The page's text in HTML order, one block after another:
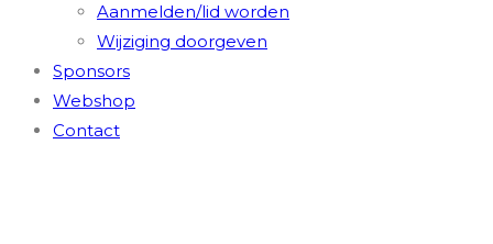
Aanmelden/lid worden
Wijziging doorgeven
Sponsors
Webshop
Contact